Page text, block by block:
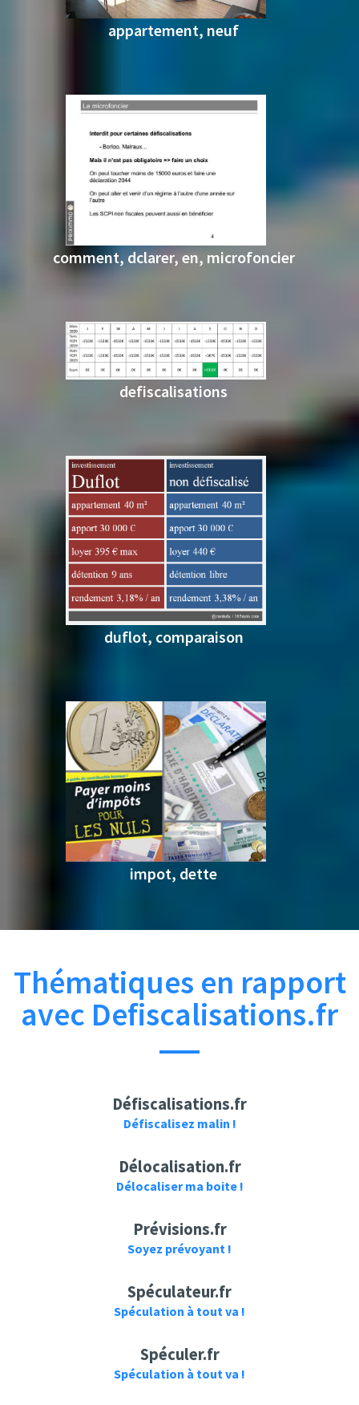
appartement, neuf
comment, dclarer, en, microfoncier
defiscalisations
duflot, comparaison
impot, dette
Thématiques en rapport
avec Defiscalisations.fr
Défiscalisations.fr
Défiscalisez malin !
Délocalisation.fr
Délocaliser ma boite !
Prévisions.fr
Soyez prévoyant !
Spéculateur.fr
Spéculation à tout va !
Spéculer.fr
Spéculation à tout va !